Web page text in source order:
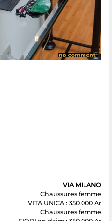
VIA MILANO
Chaussures femme
VITA UNICA : 350 000 Ar
Chaussures femme